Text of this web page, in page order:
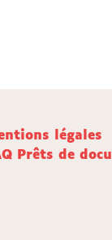
légales
Prêts de